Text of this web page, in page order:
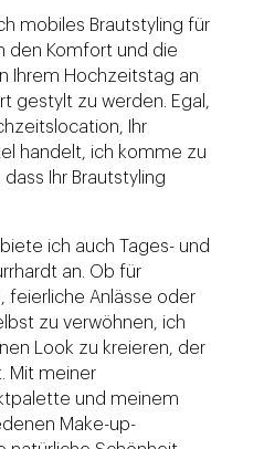
mobiles Brautstyling für
den Komfort und die
Ihrem Hochzeitstag an
gestylt zu werden. Egal,
Ihr
handelt, ich komme zu
Ihr Brautstyling
ich auch Tages- und
an. Ob für
feierliche Anlässe oder
zu verwöhnen, ich
Look zu kreieren, der
Mit meiner
und meinem
Make-up-